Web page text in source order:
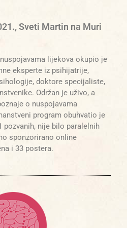
Sveti Martin na Muri
lijekova okupio je
eksperte iz psihijatrije,
doktore specijaliste,
Održan je uživo, a
o nuspojavama
program obuhvatio je
pozvanih, nije bilo paralelnih
sponzorirano online
i 33 postera.